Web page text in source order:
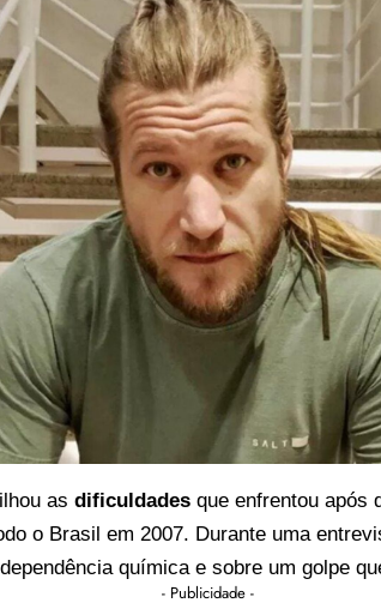
as dificuldades que enfrentou após
o Brasil em 2007. Durante uma
química e sobre um golpe
- Publicidade -